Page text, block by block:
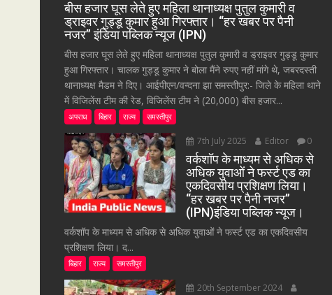
बीस हजार घूस लेते हुए महिला थानाध्यक्ष पुतुल कुमारी व
ड्राइवर गुड्डू कुमार हुआ गिरफ्तार। “हर खबर पर पैनी
नजर” इंडिया पब्लिक न्यूज (IPN)
बीस हजार घूस लेते हुए महिला थानाध्यक्ष पुतुल कुमारी व ड्राइवर गुड्डू कुमार
हुआ गिरफ्तार। चालक गुड्डू कुमार ने बोला मैंने रुपए नहीं मांगे थे, जबरदस्ती
थानाध्यक्ष मैडम ने दिए। आईपीएन/वन्दना झा समस्तीपुर:- जिले के महिला थाने
में विजिलेंस टीम की रेड, विजिलेंस टीम ने (20,000) बीस हजार...
अपराध बिहार राज्य समस्तीपुर
7th July 2025 Editor 0
वर्कशॉप के माध्यम से अधिक से
अधिक युवाओं ने फर्स्ट एड का
एकदिवसीय प्रशिक्षण लिया।
“हर खबर पर पैनी नजर”
(IPN)इंडिया पब्लिक न्यूज।
वर्कशॉप के माध्यम से अधिक से अधिक युवाओं ने फर्स्ट एड का एकदिवसीय
प्रशिक्षण लिया। द...
बिहार राज्य समस्तीपुर
20th September 2024